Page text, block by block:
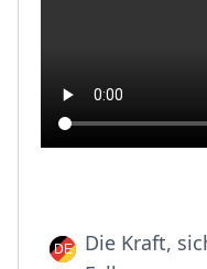
Die Kraft,